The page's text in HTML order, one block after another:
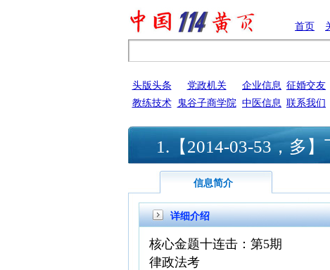
首页
头版头条 党政机关 企业信息 征婚交友
教练技术
鬼谷子商学院 中医信息 联系我们
1.【2014-03-53，多
信息简介
详细介绍
核心金题十连击：第5期
律政法考